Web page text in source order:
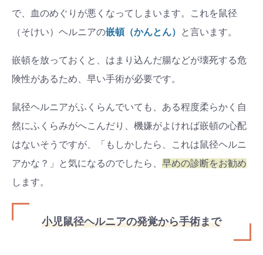
で、血のめぐりが悪くなってしまいます。これを鼠径
（そけい）ヘルニアの嵌頓（かんとん） と言います。
嵌頓を放っておくと、はまり込んだ腸などが壊死する危
険性があるため、早い手術が必要です。
鼠径ヘルニアがふくらんでいても、ある程度柔らかく自
然にふくらみがへこんだり、機嫌がよければ嵌頓の心配
はないそうですが、「もしかしたら、これは鼠径ヘルニ
アかな？」と気になるのでしたら、 早めの診断をお勧め
します。
小児鼠径ヘルニアの発覚から手術まで